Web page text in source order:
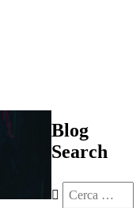
Blog
Search